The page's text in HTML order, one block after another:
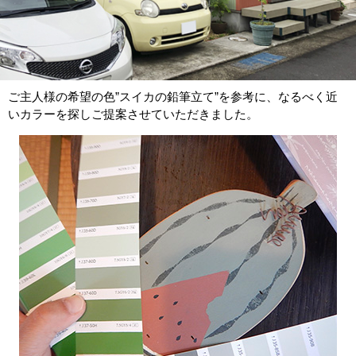
ご主人様の希望の色”スイカの鉛筆立て”を参考に、なるべく近
いカラーを探しご提案させていただきました。